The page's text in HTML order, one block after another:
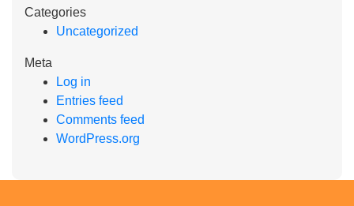
Categories
Uncategorized
Meta
Log in
Entries feed
Comments feed
WordPress.org